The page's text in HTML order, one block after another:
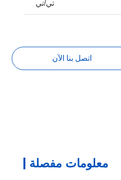
تي/تي
اتصل بنا الآن
معلومات مفصلة